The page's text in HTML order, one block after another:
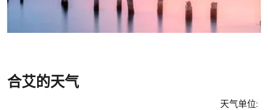
合艾的天气
天气单位: